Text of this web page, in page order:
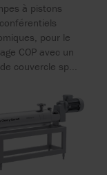
à pistons
pour le
COP avec un
couvercle sp...